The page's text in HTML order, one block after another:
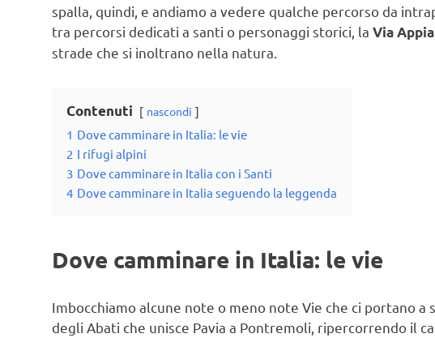
spalla, quindi, e andiamo a vedere qualche percorso da
tra percorsi dedicati a santi o personaggi storici, la Via Appia
strade che si inoltrano nella natura.
Contenuti nascondi
1 Dove camminare in Italia: le vie
2 I rifugi alpini
3 Dove camminare in Italia con i Santi
4 Dove camminare in Italia seguendo la leggenda
Dove camminare in Italia: le vie
Imbocchiamo alcune note o meno note Vie che ci portano
degli Abati che unisce Pavia a Pontremoli, ripercorrendo il